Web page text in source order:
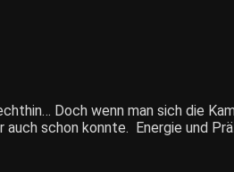
Doch wenn man sich die
schon konnte. Energie und